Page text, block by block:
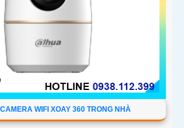
WIFI XOAY 360 TRONG NHÀ